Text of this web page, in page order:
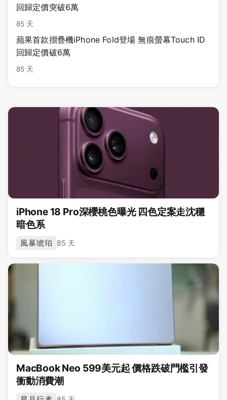
回歸定價突破6萬
85 天
蘋果首款摺疊機iPhone Fold登場 無痕螢幕Touch ID
回歸定價破6萬
85 天
iPhone 18 Pro深櫻桃色曝光 四色定案走沈穩
暗色系
風暴琥珀 85 天
MacBook Neo 599美元起 價格跌破門檻引發
衝動消費潮